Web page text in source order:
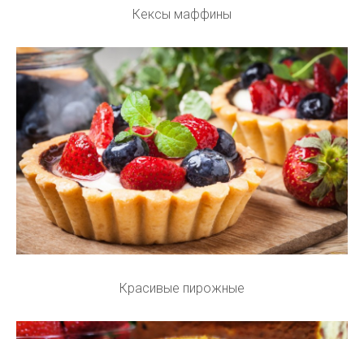
Кексы маффины
Красивые пирожные